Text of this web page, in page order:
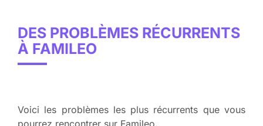
DES PROBLÈMES RÉCURRENTS
À FAMILEO
Voici les problèmes les plus récurrents que vous
pourrez rencontrer sur Famileo.